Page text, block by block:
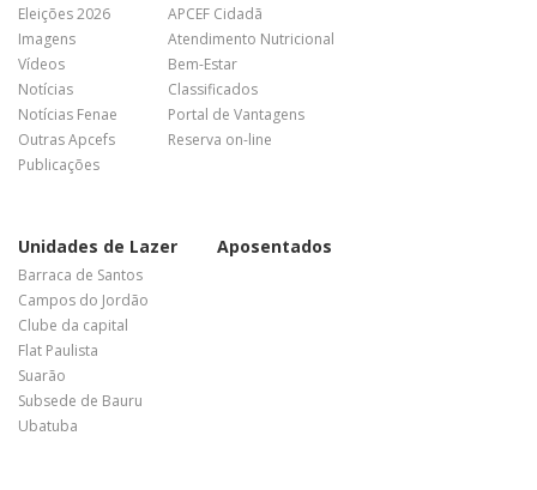
Eleições 2026
Imagens
Vídeos
Notícias
Notícias Fenae
Outras Apcefs
Publicações
APCEF Cidadã
Atendimento Nutricional
Bem-Estar
Classificados
Portal de Vantagens
Reserva on-line
Unidades de Lazer
Barraca de Santos
Campos do Jordão
Clube da capital
Flat Paulista
Suarão
Subsede de Bauru
Ubatuba
Aposentados